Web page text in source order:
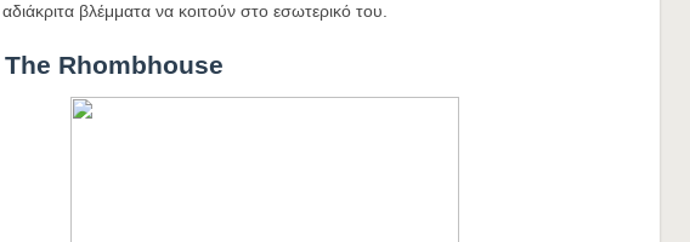
βλέμματα να κοιτούν στο εσωτερικό του.
Rhombhouse